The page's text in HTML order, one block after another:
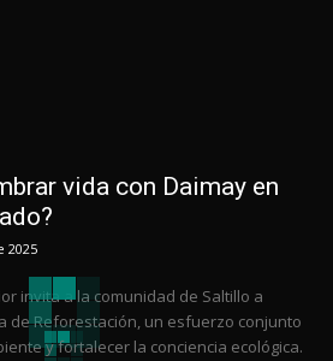
vida con Daimay en
2025
invita a la comunidad de Saltillo a
de Reforestación, un esfuerzo conjunto
y fortalecer la conciencia ecológica.